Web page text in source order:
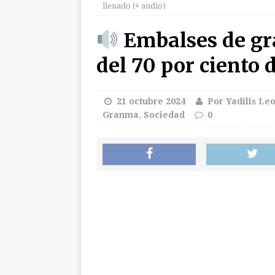
[ 6 agosto 2026 ]
300 días
[ 6 agosto 2026 ]
2026
llenado (+ audio)
Embalses de
del 70 por ciento
21 octubre 2024 Por Yadilis
Granma, Sociedad 0